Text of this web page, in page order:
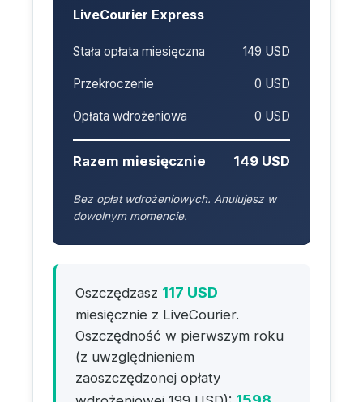
LiveCourier Express
Stała opłata miesięczna 149 USD
Przekroczenie 0 USD
Opłata wdrożeniowa 0 USD
Razem miesięcznie 149 USD
Bez opłat wdrożeniowych. Anulujesz w
dowolnym momencie.
Oszczędzasz 117 USD
miesięcznie z LiveCourier.
Oszczędność w pierwszym roku
(z uwzględnieniem
zaoszczędzonej opłaty